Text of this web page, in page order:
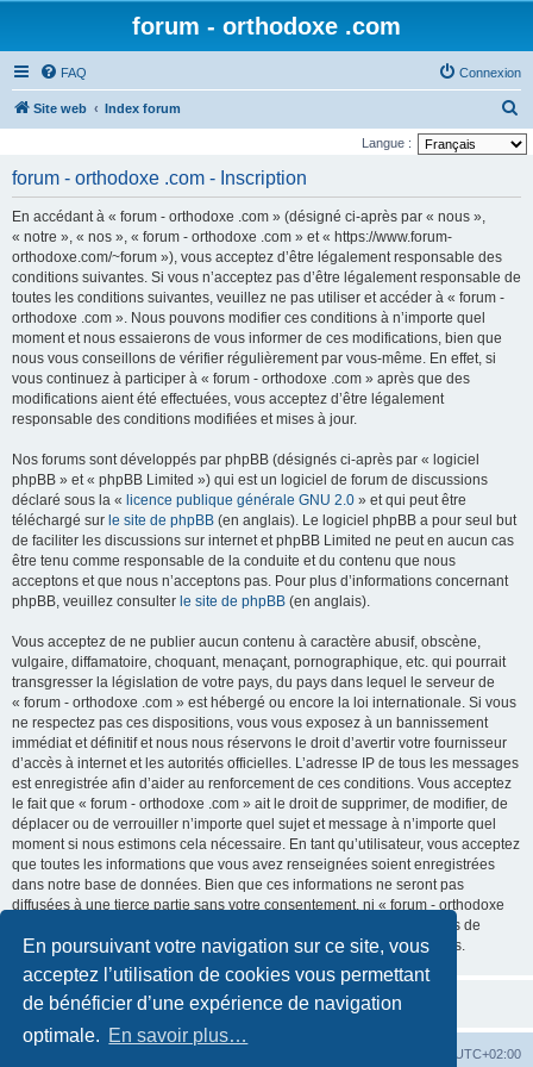
En poursuivant votre navigation sur ce site, vous
acceptez l’utilisation de cookies vous permettant
de bénéficier d’une expérience de navigation
optimale. En savoir plus…
forum - orthodoxe .com
FAQ Connexion
Site web Index forum
e
Langue :
forum - orthodoxe .com - Inscription
En accédant à « forum - orthodoxe .com » (désigné ci-après par « nous »,
« notre », « nos », « forum - orthodoxe .com » et « https://www.forum-
orthodoxe.com/~forum »), vous acceptez d’être légalement responsable des
conditions suivantes. Si vous n’acceptez pas d’être légalement responsable de
toutes les conditions suivantes, veuillez ne pas utiliser et accéder à « forum -
orthodoxe .com ». Nous pouvons modifier ces conditions à n’importe quel
moment et nous essaierons de vous informer de ces modifications, bien que
nous vous conseillons de vérifier régulièrement par vous-même. En effet, si
vous continuez à participer à « forum - orthodoxe .com » après que des
modifications aient été effectuées, vous acceptez d’être légalement
responsable des conditions modifiées et mises à jour.
Nos forums sont développés par phpBB (désignés ci-après par « logiciel
phpBB » et « phpBB Limited ») qui est un logiciel de forum de discussions
déclaré sous la « licence publique générale GNU 2.0 » et qui peut être
téléchargé sur le site de phpBB (en anglais). Le logiciel phpBB a pour seul but
de faciliter les discussions sur internet et phpBB Limited ne peut en aucun cas
être tenu comme responsable de la conduite et du contenu que nous
acceptons et que nous n’acceptons pas. Pour plus d’informations concernant
phpBB, veuillez consulter le site de phpBB (en anglais).
Vous acceptez de ne publier aucun contenu à caractère abusif, obscène,
vulgaire, diffamatoire, choquant, menaçant, pornographique, etc. qui pourrait
transgresser la législation de votre pays, du pays dans lequel le serveur de
« forum - orthodoxe .com » est hébergé ou encore la loi internationale. Si vous
ne respectez pas ces dispositions, vous vous exposez à un bannissement
immédiat et définitif et nous nous réservons le droit d’avertir votre fournisseur
d’accès à internet et les autorités officielles. L’adresse IP de tous les messages
est enregistrée afin d’aider au renforcement de ces conditions. Vous acceptez
le fait que « forum - orthodoxe .com » ait le droit de supprimer, de modifier, de
déplacer ou de verrouiller n’importe quel sujet et message à n’importe quel
moment si nous estimons cela nécessaire. En tant qu’utilisateur, vous acceptez
que toutes les informations que vous avez renseignées soient enregistrées
dans notre base de données. Bien que ces informations ne seront pas
diffusées à une tierce partie sans votre consentement, ni « forum - orthodoxe
.com », ni phpBB, ne pourront être tenus comme responsables en cas de
tentative de piratage informatique visant à compromettre vos données.
UTC+02:00